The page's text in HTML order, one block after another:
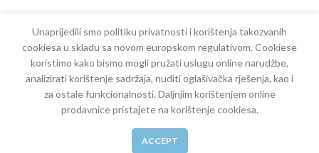
Copyright 2022Bilal Sporišević | Sva prava zadržana.
Država: Bosna i Hercegovina
Unaprijedili smo politiku privatnosti i korištenja takozvanih
cookiesa u skladu sa novom europskom regulativom. Cookiese
koristimo kako bismo mogli pružati uslugu online narudžbe,
analizirati korištenje sadržaja, nuditi oglašivačka rješenja, kao i
za ostale funkcionalnosti. Daljnjim korištenjem online
prodavnice pristajete na korištenje cookiesa.
ACCEPT